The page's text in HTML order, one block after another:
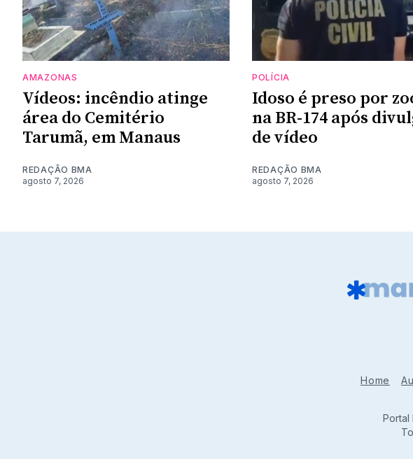
AMAZONAS
Vídeos: incêndio atinge
área do Cemitério
Tarumã, em Manaus
REDAÇÃO BMA
agosto 7, 2026
POLÍCIA
Idoso é preso por
na BR-174 após
de vídeo
REDAÇÃO BMA
agosto 7, 2026
Home